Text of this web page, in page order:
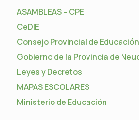
ASAMBLEAS – CPE
CeDIE
Consejo Provincial de Educación
Gobierno de la Provincia de
Leyes y Decretos
MAPAS ESCOLARES
Ministerio de Educación